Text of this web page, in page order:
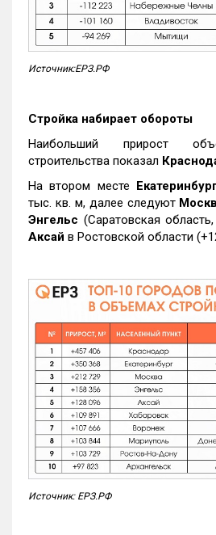
Источник:ЕРЗ.РФ
Стройка набирает обороты
Наибольший прирост
строительства показал
На втором месте
тыс. кв. м, далее следуют
Энгельс (Саратовская
Аксай в Ростовской области
Источник: ЕРЗ.РФ